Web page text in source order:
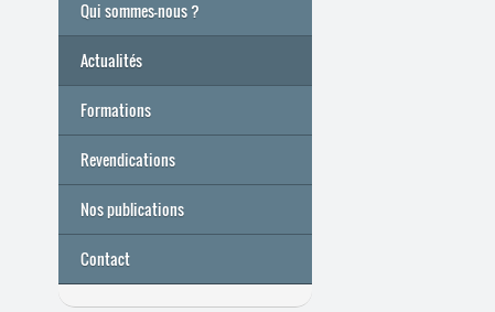
Qui sommes-nous ?
Actualités
Formations
Archives
Université de printemps 2026
Revendications
Nos publications
Contact